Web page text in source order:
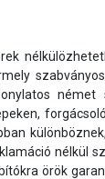
német
nélkül
örök